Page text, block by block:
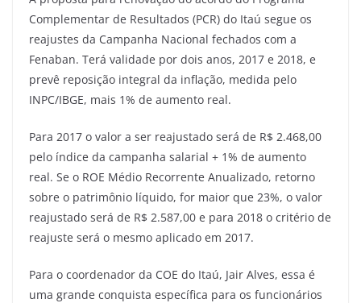
Complementar de Resultados (PCR) do Itaú segue os
reajustes da Campanha Nacional fechados com a
Fenaban. Terá validade por dois anos, 2017 e 2018, e
prevê reposição integral da inflação, medida pelo
INPC/IBGE, mais 1% de aumento real.
Para 2017 o valor a ser reajustado será de R$ 2.468,00
pelo índice da campanha salarial + 1% de aumento
real. Se o ROE Médio Recorrente Anualizado, retorno
sobre o patrimônio líquido, for maior que 23%, o valor
reajustado será de R$ 2.587,00 e para 2018 o critério de
reajuste será o mesmo aplicado em 2017.
Para o coordenador da COE do Itaú, Jair Alves, essa é
uma grande conquista específica para os funcionários